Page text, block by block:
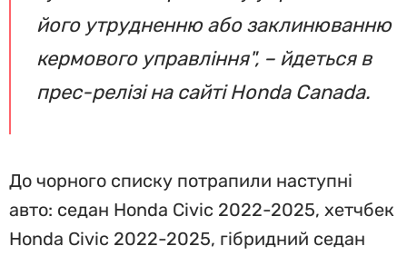
його утрудненню або заклинюванню
кермового управління", – йдеться в
прес-релізі на сайті Honda Canada.
До чорного списку потрапили наступні
авто: седан Honda Civic 2022-2025, хетчбек
Honda Civic 2022-2025, гібридний седан